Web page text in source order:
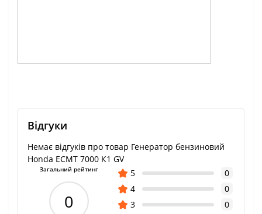
Відгуки
Немає відгуків про товар Генератор бензиновий
Honda ECMT 7000 К1 GV
Загальний рейтинг
0
5
0
4
0
3
0